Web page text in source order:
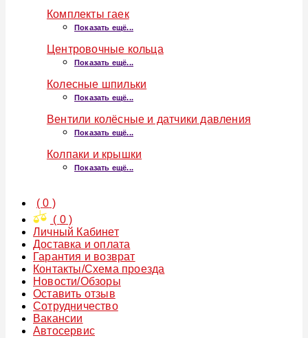
Комплекты гаек
Показать ещё...
Центровочные кольца
Показать ещё...
Колесные шпильки
Показать ещё...
Вентили колёсные и датчики давления
Показать ещё...
Колпаки и крышки
Показать ещё...
(0 )
( 0)
Личный Кабинет
Доставка и оплата
Гарантия и возврат
Контакты/Схема проезда
Новости/Обзоры
Оставить отзыв
Сотрудничество
Вакансии
Автосервис